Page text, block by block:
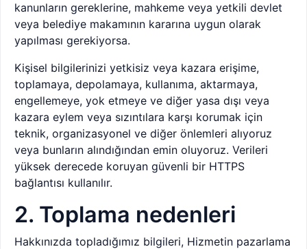
kanunların gereklerine, mahkeme veya yetkili devlet
veya belediye makamının kararına uygun olarak
yapılması gerekiyorsa.
Kişisel bilgilerinizi yetkisiz veya kazara erişime,
toplamaya, depolamaya, kullanıma, aktarmaya,
engellemeye, yok etmeye ve diğer yasa dışı veya
kazara eylem veya sızıntılara karşı korumak için
teknik, organizasyonel ve diğer önlemleri alıyoruz
veya bunların alındığından emin oluyoruz. Verileri
yüksek derecede koruyan güvenli bir HTTPS
bağlantısı kullanılır.
2. Toplama nedenleri
Hakkınızda topladığımız bilgileri, Hizmetin pazarlama